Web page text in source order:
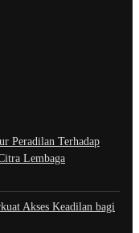
Peradilan Terhadap
Lembaga
Akses Keadilan bagi